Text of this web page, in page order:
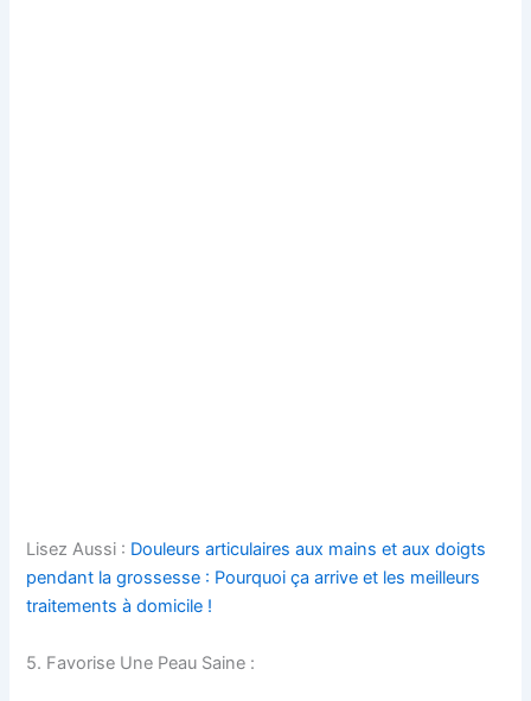
Lisez Aussi : Douleurs articulaires aux mains et aux doigts
pendant la grossesse : Pourquoi ça arrive et les meilleurs
traitements à domicile !
5. Favorise Une Peau Saine :